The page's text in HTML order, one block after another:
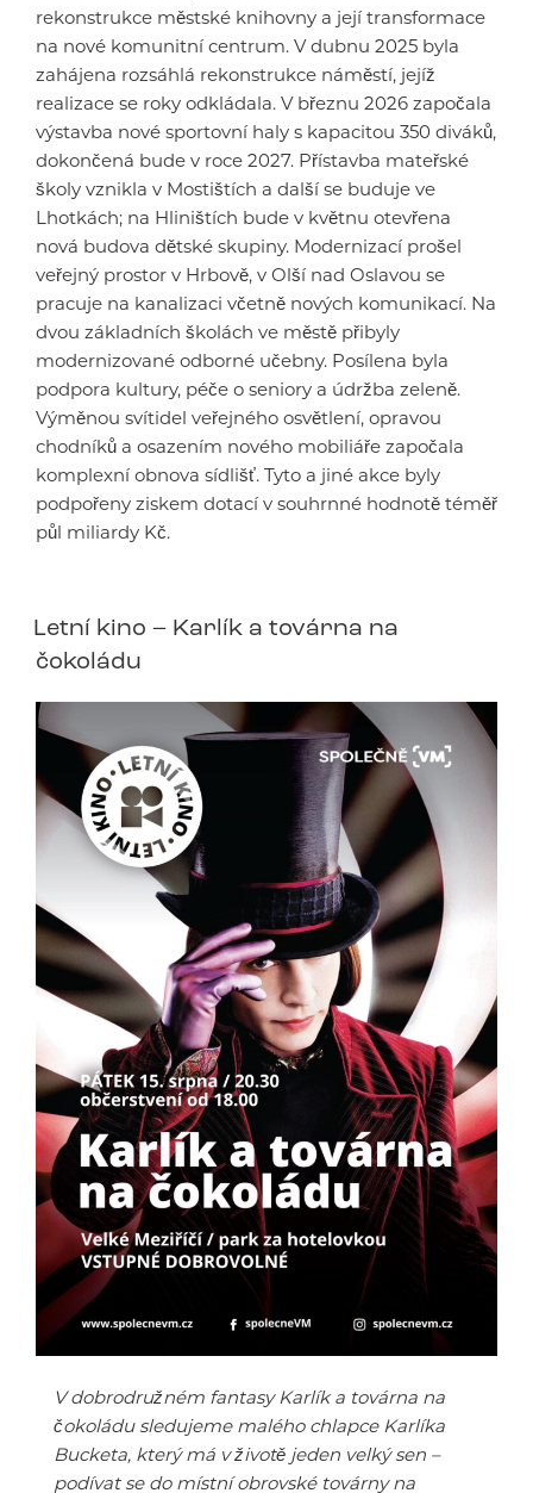
rekonstrukce městské knihovny a její transformace
na nové komunitní centrum. V dubnu 2025 byla
zahájena rozsáhlá rekonstrukce náměstí, jejíž
realizace se roky odkládala. V březnu 2026 započala
výstavba nové sportovní haly s kapacitou 350 diváků,
dokončená bude v roce 2027. Přístavba mateřské
školy vznikla v Mostištích a další se buduje ve
Lhotkách; na Hliništích bude v květnu otevřena
nová budova dětské skupiny. Modernizací prošel
veřejný prostor v Hrbově, v Olší nad Oslavou se
pracuje na kanalizaci včetně nových komunikací. Na
dvou základních školách ve městě přibyly
modernizované odborné učebny. Posílena byla
podpora kultury, péče o seniory a údržba zeleně.
Výměnou svítidel veřejného osvětlení, opravou
chodníků a osazením nového mobiliáře započala
komplexní obnova sídlišť. Tyto a jiné akce byly
podpořeny ziskem dotací v souhrnné hodnotě téměř
půl miliardy Kč.
Letní kino – Karlík a továrna na
čokoládu
V dobrodružném fantasy Karlík a továrna na
čokoládu sledujeme malého chlapce Karlíka
Bucketa, který má v životě jeden velký sen –
podívat se do místní obrovské továrny na